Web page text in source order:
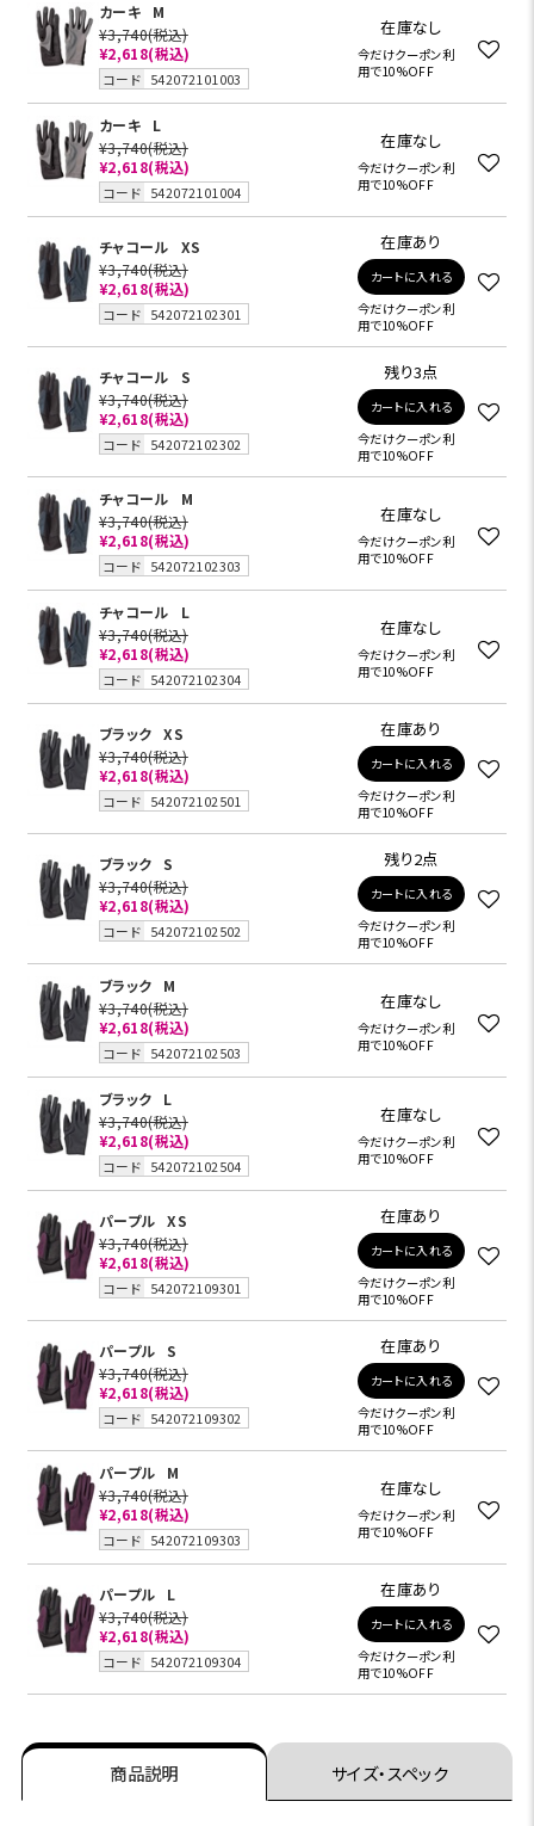
カーキ
M
¥3,740(税込)
¥2,618(税込)
コード 542072101003
在庫なし
今だけクーポン利
用で10%OFF
カーキ
L
¥3,740(税込)
¥2,618(税込)
コード 542072101004
在庫なし
今だけクーポン利
用で10%OFF
チャコール
XS
¥3,740(税込)
¥2,618(税込)
コード 542072102301
在庫あり
カートに入れる
今だけクーポン利
用で10%OFF
チャコール
S
¥3,740(税込)
¥2,618(税込)
コード 542072102302
残り3点
カートに入れる
今だけクーポン利
用で10%OFF
チャコール
M
¥3,740(税込)
¥2,618(税込)
コード 542072102303
在庫なし
今だけクーポン利
用で10%OFF
チャコール
L
¥3,740(税込)
¥2,618(税込)
コード 542072102304
在庫なし
今だけクーポン利
用で10%OFF
ブラック
XS
¥3,740(税込)
¥2,618(税込)
コード 542072102501
在庫あり
カートに入れる
今だけクーポン利
用で10%OFF
ブラック
S
¥3,740(税込)
¥2,618(税込)
コード 542072102502
残り2点
カートに入れる
今だけクーポン利
用で10%OFF
ブラック
M
¥3,740(税込)
¥2,618(税込)
コード 542072102503
在庫なし
今だけクーポン利
用で10%OFF
ブラック
L
¥3,740(税込)
¥2,618(税込)
コード 542072102504
在庫なし
今だけクーポン利
用で10%OFF
パープル
XS
¥3,740(税込)
¥2,618(税込)
コード 542072109301
在庫あり
カートに入れる
今だけクーポン利
用で10%OFF
パープル
S
¥3,740(税込)
¥2,618(税込)
コード 542072109302
在庫あり
カートに入れる
今だけクーポン利
用で10%OFF
パープル
M
¥3,740(税込)
¥2,618(税込)
コード 542072109303
在庫なし
今だけクーポン利
用で10%OFF
パープル
L
¥3,740(税込)
¥2,618(税込)
コード 542072109304
在庫あり
カートに入れる
今だけクーポン利
用で10%OFF
商品説明 サイズ・スペック